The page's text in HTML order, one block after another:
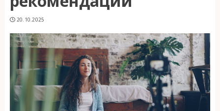
20.10.2025